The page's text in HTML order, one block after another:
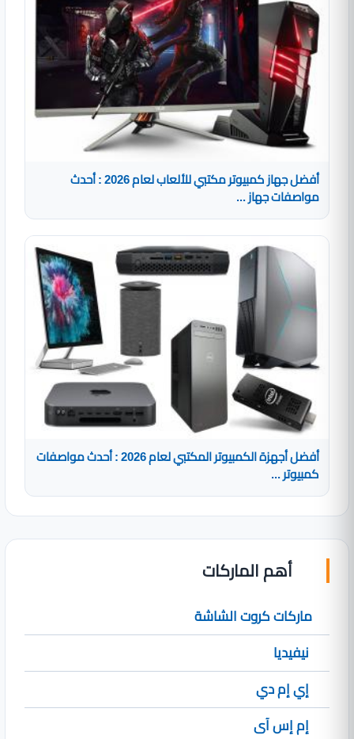
أفضل جهاز كمبيوتر مكتبي للألعاب لعام 2026 : أحدث
مواصفات جهاز ...
أفضل أجهزة الكمبيوتر المكتبي لعام 2026 : أحدث مواصفات
كمبيوتر ...
أهم الماركات
ماركات كروت الشاشة
نيفيديا
إي إم دي
إم إس آى